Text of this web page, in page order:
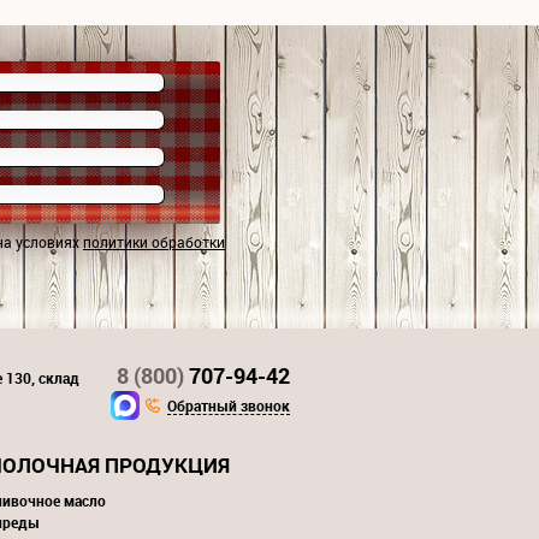
условияхполитики обработки
130, склад 8 (800)707-94-42
Обратный звонок
ПРОДУКЦИЯ
масло